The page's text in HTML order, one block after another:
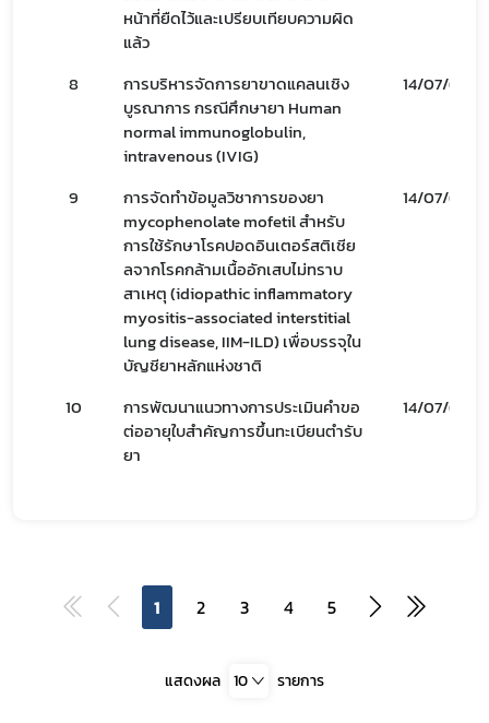
หน้าที่ยืดไว้และเปรียบเทียบความผิด
แล้ว
8
การบริหารจัดการยาขาดแคลนเชิง
บูรณาการ กรณีศึกษายา Human
normal immunoglobulin,
intravenous (IVIG)
14/07/69
9
การจัดทำข้อมูลวิชาการของยา
mycophenolate mofetil สำหรับ
การใช้รักษาโรคปอดอินเตอร์สติเชีย
ลจากโรคกล้ามเนื้ออักเสบไม่ทราบ
สาเหตุ (idiopathic inflammatory
myositis-associated interstitial
lung disease, IIM-ILD) เพื่อบรรจุใน
บัญชียาหลักแห่งชาติ
14/07/69
10
การพัฒนาแนวทางการประเมินคำขอ
ต่ออายุใบสำคัญการขึ้นทะเบียนตำรับ
ยา
14/07/69
1 2 3 4 5
แสดงผล 10 รายการ